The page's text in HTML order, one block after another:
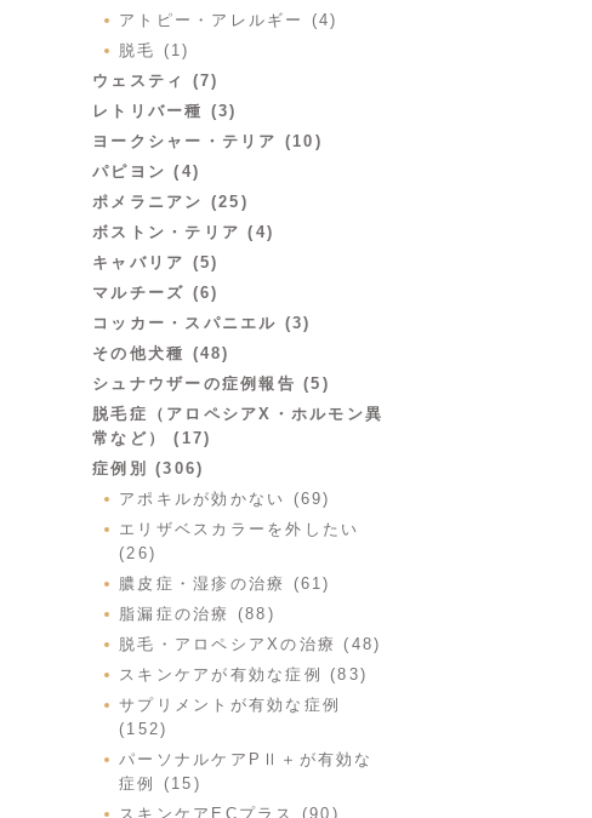
アトピー・アレルギー (4)
脱毛 (1)
ウェスティ (7)
レトリバー種 (3)
ヨークシャー・テリア (10)
パピヨン (4)
ポメラニアン (25)
ボストン・テリア (4)
キャバリア (5)
マルチーズ (6)
コッカー・スパニエル (3)
その他犬種 (48)
シュナウザーの症例報告 (5)
脱毛症（アロペシアX・ホルモン異
常など） (17)
症例別 (306)
アポキルが効かない (69)
エリザベスカラーを外したい
(26)
膿皮症・湿疹の治療 (61)
脂漏症の治療 (88)
脱毛・アロペシアXの治療 (48)
スキンケアが有効な症例 (83)
サプリメントが有効な症例
(152)
パーソナルケアPⅡ＋が有効な
症例 (15)
スキンケアECプラス (90)